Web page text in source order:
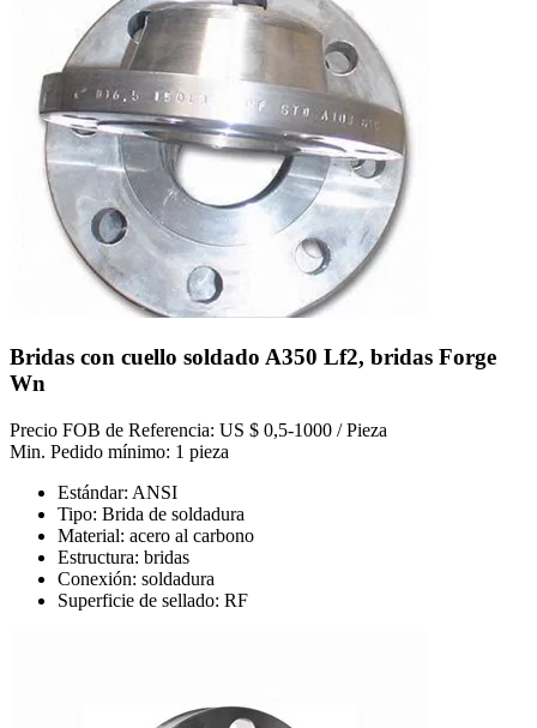
Bridas con cuello soldado A350 Lf2, bridas Forge
Wn
Precio FOB de Referencia: US $ 0,5-1000 / Pieza
Min. Pedido mínimo: 1 pieza
Estándar: ANSI
Tipo: Brida de soldadura
Material: acero al carbono
Estructura: bridas
Conexión: soldadura
Superficie de sellado: RF